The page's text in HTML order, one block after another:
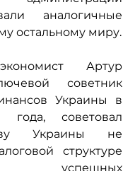
аналогичные
остальному миру.
Артур
советник
Украины в
года, советовал
Украины не
структуре
успешных